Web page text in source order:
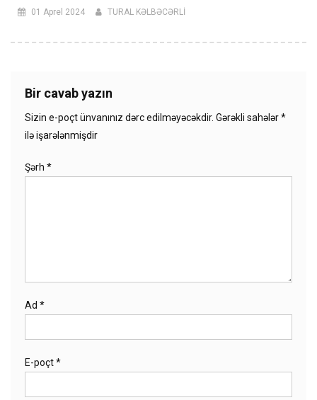
01 Aprel 2024 TURAL KƏLBƏCƏRLİ
Bir cavab yazın
Sizin e-poçt ünvanınız dərc edilməyəcəkdir. Gərəkli sahələr*
ilə işarələnmişdir
Şərh *
Ad *
E-poçt*